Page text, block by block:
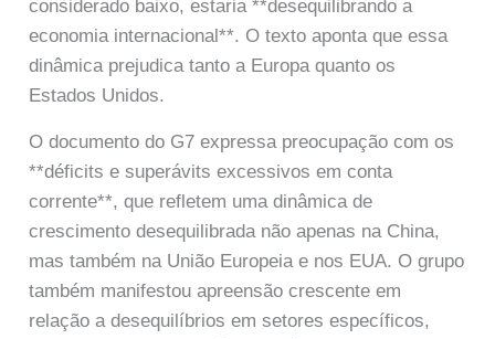
considerado baixo, estaria **desequilibrando a
economia internacional**. O texto aponta que essa
dinâmica prejudica tanto a Europa quanto os
Estados Unidos.
O documento do G7 expressa preocupação com os
**déficits e superávits excessivos em conta
corrente**, que refletem uma dinâmica de
crescimento desequilibrada não apenas na China,
mas também na União Europeia e nos EUA. O grupo
também manifestou apreensão crescente em
relação a desequilíbrios em setores específicos,